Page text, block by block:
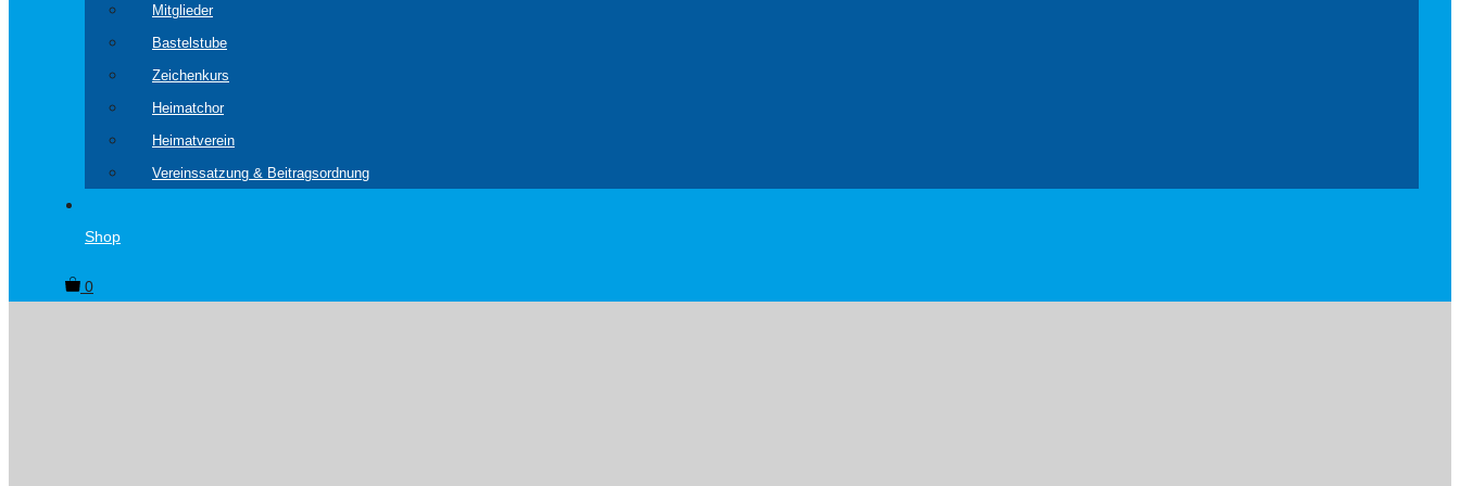
Mitglieder
Bastelstube
Zeichenkurs
Heimatchor
Heimatverein
Vereinssatzung & Beitragsordnung
Shop
0